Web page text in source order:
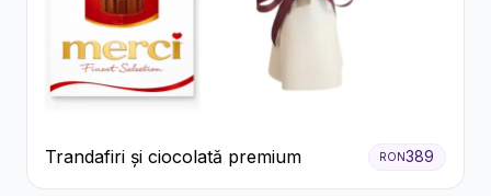
Trandafiri și ciocolată premium RON389